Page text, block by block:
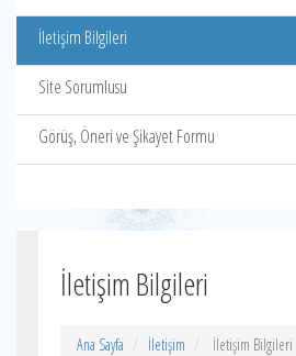
İletişim Bilgileri
Site Sorumlusu
Görüş, Öneri ve Şikayet Formu
İletişim Bilgileri
Ana Sayfa İletişim İletişim Bilgileri